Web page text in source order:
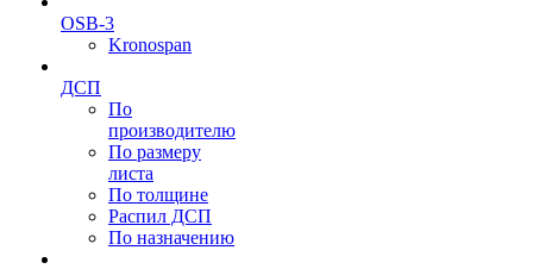
OSB-3
Kronospan
ДСП
По
производителю
По размеру
листа
По толщине
Распил ДСП
По назначению